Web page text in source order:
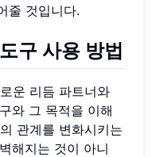
줄 것입니다.
구 사용 방법
운 리듬 파트너와
와 그 목적을 이해
관계를 변화시키는
해지는 것이 아니